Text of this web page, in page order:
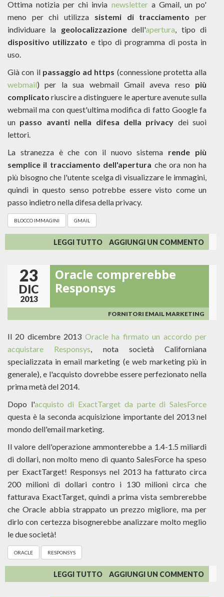
Ottima notizia per chi invia newslettera Gmail, un po'
meno per chi utilizza sistemi di tracciamento per
individuare la geolocalizzazionedell'apertura, tipo di
dispositivo utilizzato e tipo di programma di posta in
uso.
Già con il passaggio ad https (connessione protetta alla
webmail) per la sua webmail Gmail aveva reso più
complicato riuscire a distinguere le aperture avenute sulla
webmail ma con quest'ultima modifica di fatto Google fa
un passo avanti nella difesa della privacy dei suoi
lettori.
La stranezza è che con il nuovo sistema rende più
semplice il tracciamento dell'apertura che ora non ha
più bisogno che l'utente scelga di visualizzare le immagini,
quindi in questo senso potrebbe essere visto come un
passo indietro nella difesa della privacy.
BLOCCO IMMAGINI GMAIL
LEGGI TUTTO SU
GMAIL
BLOCCA
PIÙ
LE
AGGIUNGI UN COMMENTO
23
DIC
2013
Oracle comprerebbe
Responsys
FORNITORI EMAIL MARKETING
Il 20 dicembre 2013 Oracle ha firmato un accordo per
acquistare Responsys, nota società Californiana
specializzata in email marketing (e web marketing più in
generale), e l'acquisto dovrebbe essere perfezionato nella
prima metà del 2014.
Dopo l'acquisto di ExactTarget da parte di SalesForce
questa è la seconda acquisizione importante del 2013 nel
mondo dell'email marketing.
Il valore dell'operazione ammonterebbe a 1.4-1.5 miliardi
di dollari, non molto meno di quanto SalesForce ha speso
per ExactTarget! Responsys nel 2013 ha fatturato circa
200 milioni di dollari contro i 130 milioni circa che
fatturava ExactTarget, quindi a prima vista sembrerebbe
che Oracle abbia strappato un prezzo migliore, ma per
dirlo con certezza bisognerebbe analizzare molto meglio
le due società!
ORACLE RESPONSYS
LEGGI TUTTO SU
ORACLE
AGGIUNGI UN COMMENTO